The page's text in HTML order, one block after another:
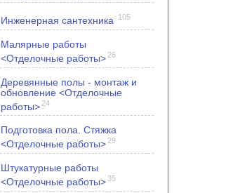
Инженерная сантехника 105
Малярные работы
<Отделочные работы> 26
Деревянные полы - монтаж и
обновление <Отделочные
работы> 24
Подготовка пола. Стяжка
<Отделочные работы> 29
Штукатурные работы
<Отделочные работы>35